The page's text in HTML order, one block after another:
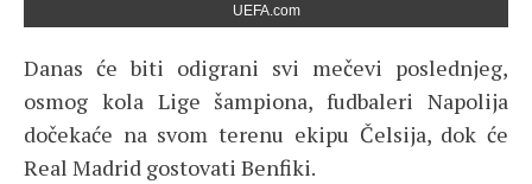
UEFA.com
Danas će biti odigrani svi mečevi poslednjeg,
osmog kola Lige šampiona, fudbaleri Napolija
dočekaće na svom terenu ekipu Čelsija, dok će
Real Madrid gostovati Benfiki.